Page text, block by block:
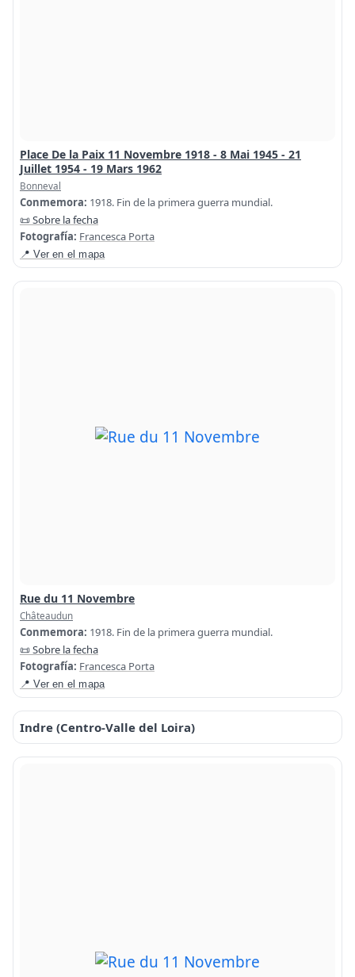
Place De la Paix 11 Novembre 1918 - 8 Mai 1945 - 21
Juillet 1954 - 19 Mars 1962
Bonneval
Conmemora: 1918. Fin de la primera guerra mundial.
📜 Sobre la fecha
Fotografía: Francesca Porta
📍 Ver en el mapa
Rue du 11 Novembre
Châteaudun
Conmemora: 1918. Fin de la primera guerra mundial.
📜 Sobre la fecha
Fotografía: Francesca Porta
📍 Ver en el mapa
Indre (Centro-Valle del Loira)